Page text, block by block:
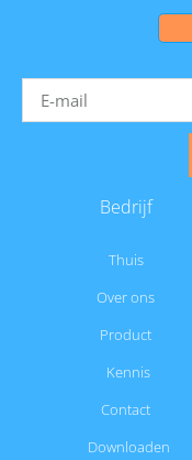
Bedrijf
Thuis
Over ons
Product
Kennis
Contact
Downloaden